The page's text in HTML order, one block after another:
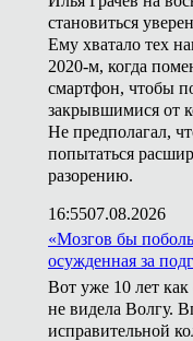
становиться
Ему хватало тех
2020-м, когда
смартфон, чтобы
закрывшимися от
Не предполагал,
попытаться
разорению.
16:5507.08.2026
«Мозгов бы
осужденная за
Вот уже 10 лет
не видела Волгу.
исправительной